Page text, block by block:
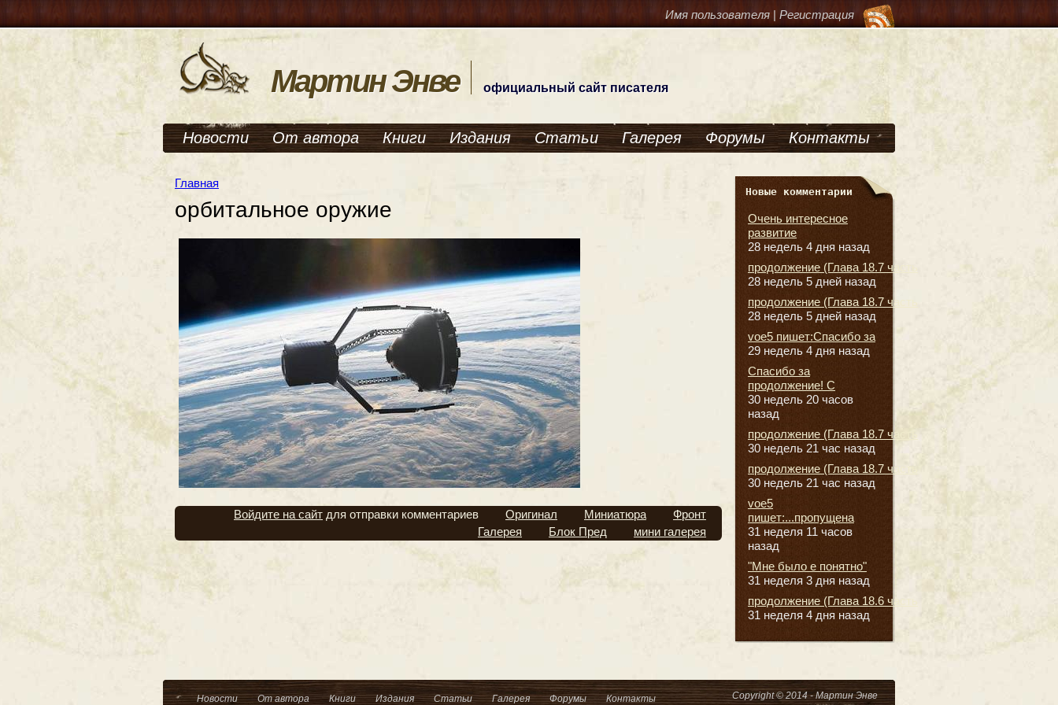
Имя пользователя | Регистрация
Мартин Энве официальный сайт писателя
Новости От автора Книги Издания Статьи Галерея Форумы Контакты
Главная
орбитальное оружие
Войдите на сайт для отправки комментариев Оригинал Миниатюра
Фронт
Галерея
Блок Пред мини галерея
Новые комментарии
Очень интересное
развитие
28 недель 4 дня назад
продолжение (Глава 18.7 часть
28 недель 5 дней назад
продолжение (Глава 18.7 часть
28 недель 5 дней назад
voe5 пишет:Спасибо за
29 недель 4 дня назад
Спасибо за
продолжение! С
30 недель 20 часов
назад
продолжение (Глава 18.7 часть
30 недель 21 час назад
продолжение (Глава 18.7 часть
30 недель 21 час назад
voe5
пишет:...пропущена
31 неделя 11 часов
назад
"Мне было е понятно"
31 неделя 3 дня назад
продолжение (Глава 18.6 часть
31 неделя 4 дня назад
Copyright © 2014 - Мартин Энве
Новости От автора Книги Издания Статьи Галерея Форумы Контакты